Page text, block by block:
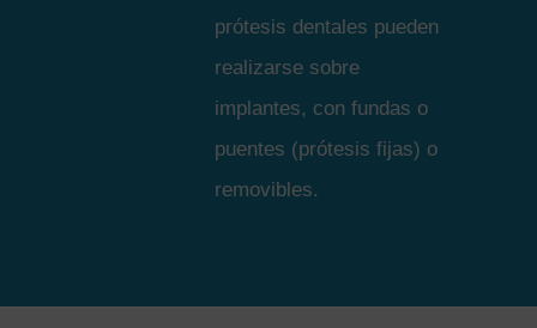
prótesis dentales pueden
realizarse sobre
implantes, con fundas o
puentes (prótesis fijas) o
removibles.